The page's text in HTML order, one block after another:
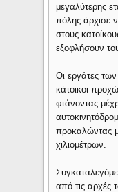
μεγαλύτερης
πόλης άρχισε
στους
εξοφλήσουν
Οι εργάτες των
κάτοικοι
φτάνοντας
προκαλώντας
χιλιομέτρων.
από τις αρχές